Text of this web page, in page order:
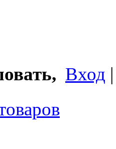
Вход